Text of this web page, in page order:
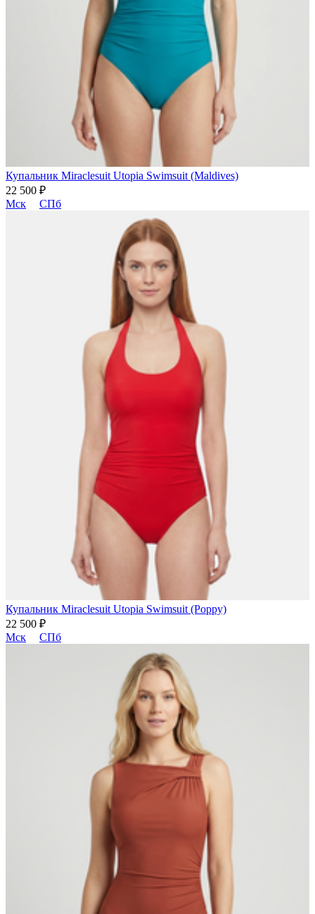
Купальник Miraclesuit Utopia Swimsuit (Maldives)
22 500 ₽
Мск
СПб
Купальник Miraclesuit Utopia Swimsuit (Poppy)
22 500 ₽
Мск
СПб